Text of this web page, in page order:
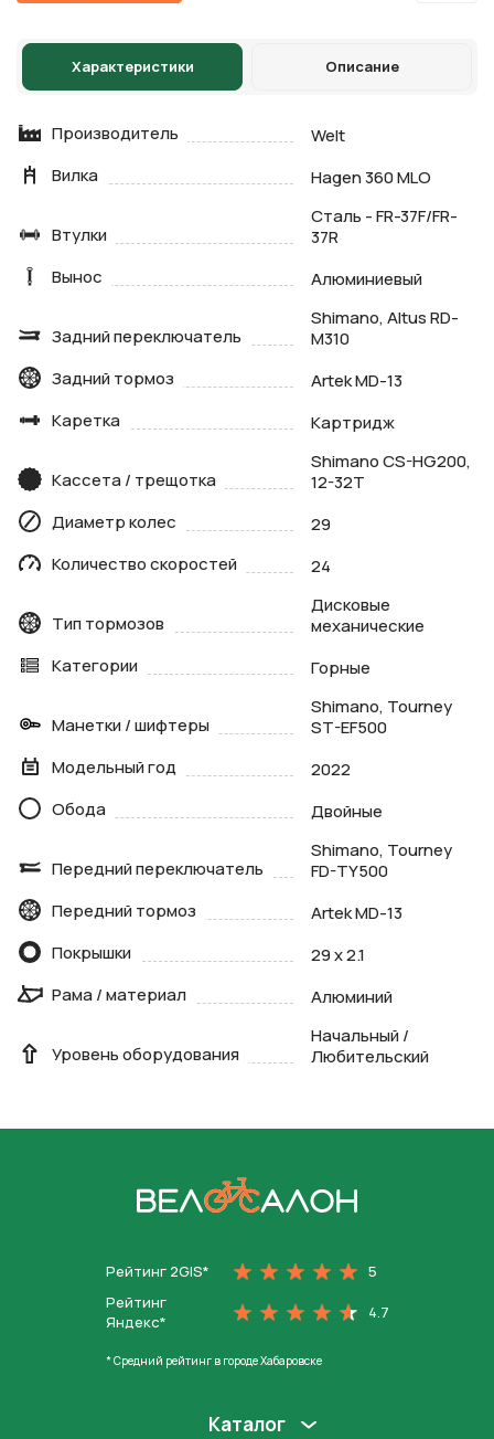
Характеристики Описание
Производитель
Welt
Вилка
Hagen 360 MLO
Втулки
Сталь - FR-37F/FR-
37R
Вынос
Алюминиевый
Задний переключатель
Shimano, Altus RD-
M310
Задний тормоз
Artek MD-13
Каретка
Картридж
Кассета / трещотка
Shimano CS-HG200,
12-32T
Диаметр колес
29
Количество скоростей
24
Тип тормозов
Дисковые
механические
Категории
Горные
Манетки / шифтеры
Shimano, Tourney
ST-EF500
Модельный год
2022
Обода
Двойные
Передний переключатель
Shimano, Tourney
FD-TY500
Передний тормоз
Artek MD-13
Покрышки
29 x 2.1
Рама / материал
Алюминий
Уровень оборудования
Начальный /
Любительский
Рейтинг 2GIS*
5
Рейтинг
Яндекс*
4.7
* Средний рейтинг в городе Хабаровске
Каталог